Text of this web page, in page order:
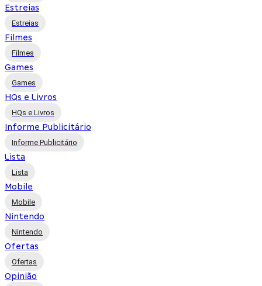
Estreias
Estreias
Filmes
Filmes
Games
Games
HQs e Livros
HQs e Livros
Informe Publicitário
Informe Publicitário
Lista
Lista
Mobile
Mobile
Nintendo
Nintendo
Ofertas
Ofertas
Opinião